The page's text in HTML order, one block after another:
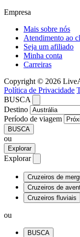
Empresa
Mais sobre nós
Atendimento ao
Seja um afiliado
Minha conta
Carreiras
Copyright © 2026
Política de Privacidade
BUSCA
Destino
Período de viagem
BUSCA
ou
Explorar
Explorar
Cruzeiros de
Cruzeiros de
Cruzeiros fluviais
ou
BUSCA